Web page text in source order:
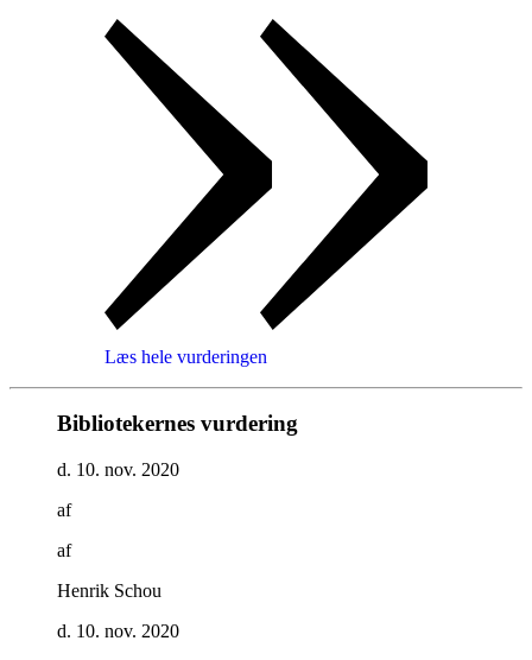
Læs hele vurderingen
Bibliotekernes vurdering
d. 10. nov. 2020
af
af
Henrik Schou
d. 10. nov. 2020